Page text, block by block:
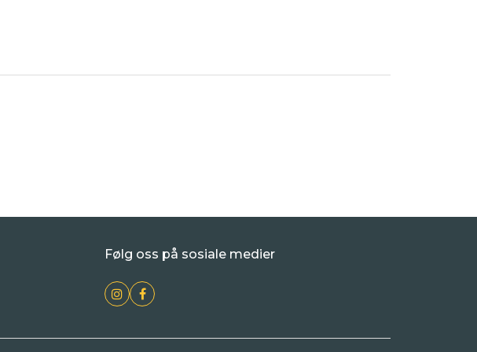
Følg oss på sosiale medier